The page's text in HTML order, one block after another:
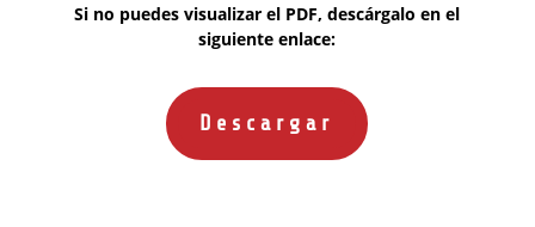
Si no puedes visualizar el PDF, descárgalo en el
siguiente enlace:
Descargar